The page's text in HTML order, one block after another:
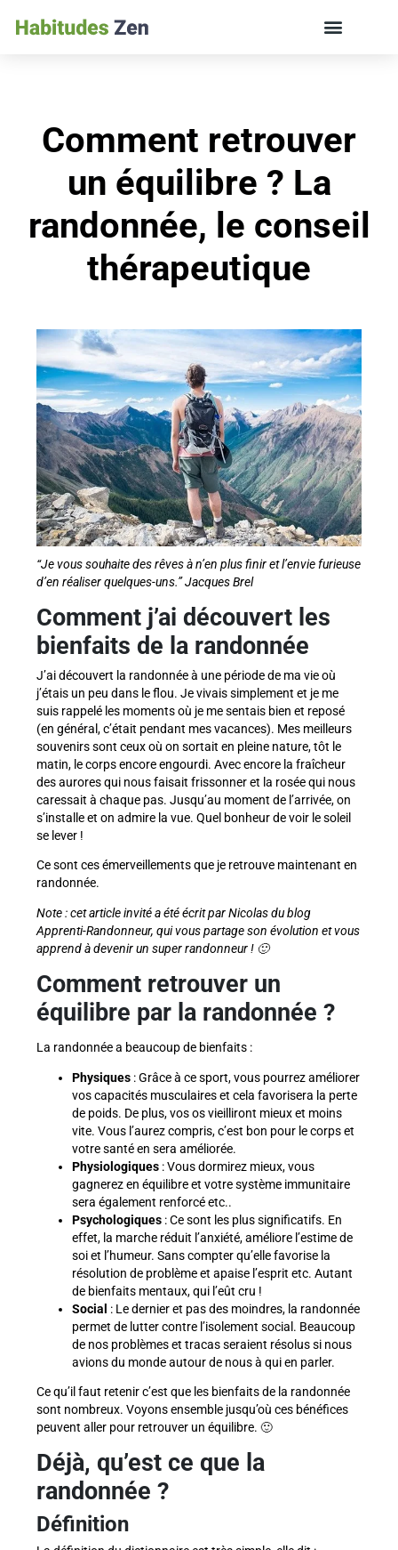
Comment retrouver
un équilibre ? La
randonnée, le conseil
thérapeutique
“Je vous souhaite des rêves à n’en plus finir et l’envie furieuse
d’en réaliser quelques-uns.” Jacques Brel
Comment j’ai découvert les
bienfaits de la randonnée
J’ai découvert la randonnée à une période de ma vie où
j’étais un peu dans le flou. Je vivais simplement et je me
suis rappelé les moments où je me sentais bien et reposé
(en général, c’était pendant mes vacances). Mes meilleurs
souvenirs sont ceux où on sortait en pleine nature, tôt le
matin, le corps encore engourdi. Avec encore la fraîcheur
des aurores qui nous faisait frissonner et la rosée qui nous
caressait à chaque pas. Jusqu’au moment de l’arrivée, on
s’installe et on admire la vue. Quel bonheur de voir le soleil
se lever !
Ce sont ces émerveillements que je retrouve maintenant en
randonnée.
Note : cet article invité a été écrit par Nicolas du blog
Apprenti-Randonneur, qui vous partage son évolution et vous
apprend à devenir un super randonneur ! 🙂
Comment retrouver un
équilibre par la randonnée ?
La randonnée a beaucoup de bienfaits :
Physiques: Grâce à ce sport, vous pourrez améliorer
vos capacités musculaires et cela favorisera la perte
de poids. De plus, vos os vieilliront mieux et moins
vite. Vous l’aurez compris, c’est bon pour le corps et
votre santé en sera améliorée.
Physiologiques: Vous dormirez mieux, vous
gagnerez en équilibre et votre système immunitaire
sera également renforcé etc..
Psychologiques : Ce sont les plus significatifs. En
effet, la marche réduit l’anxiété, améliore l’estime de
soi et l’humeur. Sans compter qu’elle favorise la
résolution de problème et apaise l’esprit etc. Autant
de bienfaits mentaux, qui l’eût cru !
Social : Le dernier et pas des moindres, la randonnée
permet de lutter contre l’isolement social. Beaucoup
de nos problèmes et tracas seraient résolus si nous
avions du monde autour de nous à qui en parler.
Ce qu’il faut retenir c’est que les bienfaits de la randonnée
sont nombreux. Voyons ensemble jusqu’où ces bénéfices
peuvent aller pour retrouver un équilibre. 🙂
Déjà, qu’est ce que la
randonnée ?
Définition